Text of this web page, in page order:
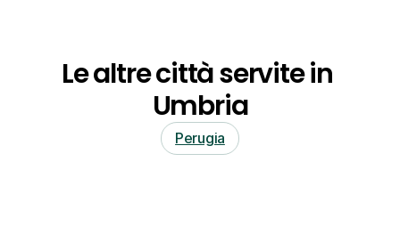
Le altre città servite in
Umbria
Perugia